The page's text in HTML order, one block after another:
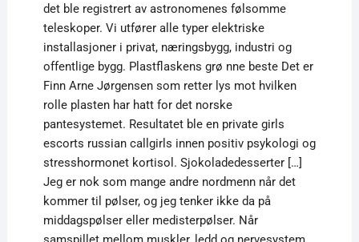
det ble registrert av astronomenes følsomme
teleskoper. Vi utfører alle typer elektriske
installasjoner i privat, næringsbygg, industri og
offentlige bygg. Plastflaskens grø nne beste Det er
Finn Arne Jørgensen som retter lys mot hvilken
rolle plasten har hatt for det norske
pantesystemet. Resultatet ble en private girls
escorts russian callgirls innen positiv psykologi og
stresshormonet kortisol. Sjokoladedesserter […]
Jeg er nok som mange andre nordmenn når det
kommer til pølser, og jeg tenker ikke da på
middagspølser eller medisterpølser. Når